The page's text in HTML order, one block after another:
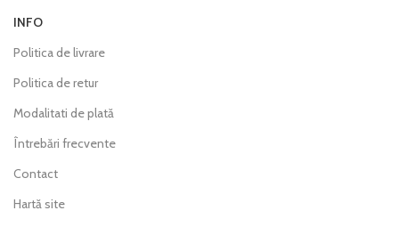
INFO
Politica de livrare
Politica de retur
Modalitati de plată
Întrebări frecvente
Contact
Hartă site